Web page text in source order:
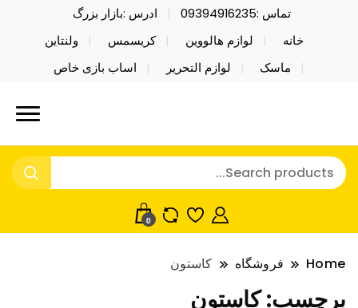
تماس :09394916235
ادرس :بازار بزرگ
خانه
لوازم هالووین کریسمس
ولنتاین
ماسک
لوازم التحریر اساب بازی خاص
نایکر توی فروش عمده لوازم هالووین
ولن تاین کادویی کریسمس اکسسوری
خرید محصولات خاص فیجت اسباب بازی تراول ماگ نایکر
توی فروش عمده لوازم هالووین ولن تاین کادویی
کریسمس اکسسوری ماسک در واردات مستقیم
0
Home فروشگاه کاستون
برچسب:کاستون